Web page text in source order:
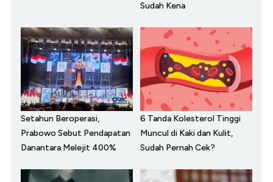
Sudah Kena
Setahun Beroperasi,
Prabowo Sebut Pendapatan
Danantara Melejit 400%
6 Tanda Kolesterol Tinggi
Muncul di Kaki dan Kulit,
Sudah Pernah Cek?